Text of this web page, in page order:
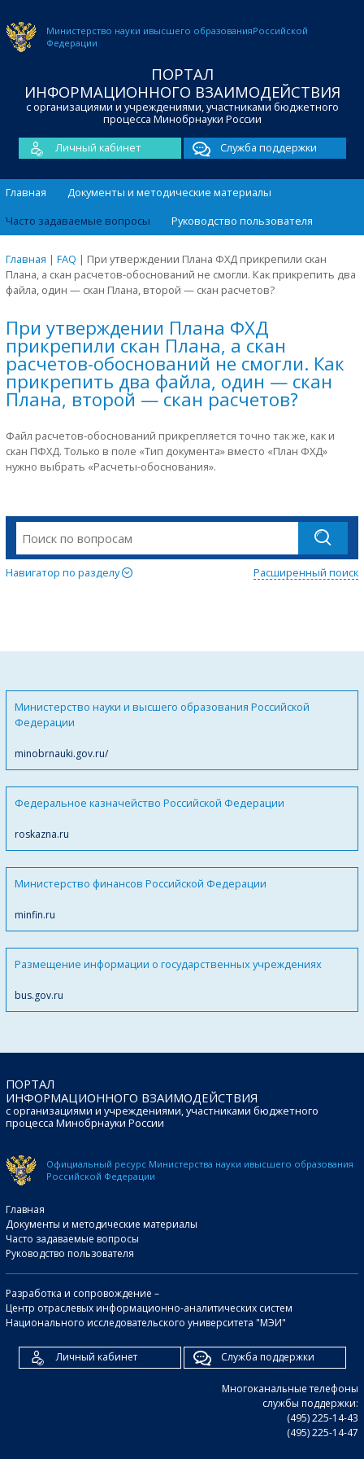
Министерство науки ивысшего образованияРоссийской
Федерации
ПОРТАЛ
ИНФОРМАЦИОННОГО ВЗАИМОДЕЙСТВИЯ
с организациями и учреждениями, участниками бюджетного
процесса Минобрнауки России
Личный кабинет
Служба поддержки
Главная
Документы и методические материалы
Часто задаваемые вопросы
Руководство пользователя
Главная | FAQ | При утверждении Плана ФХД прикрепили скан
Плана, а скан расчетов-обоснований не смогли. Как прикрепить два
файла, один — скан Плана, второй — скан расчетов?
При утверждении Плана ФХД
прикрепили скан Плана, а скан
расчетов-обоснований не смогли. Как
прикрепить два файла, один — скан
Плана, второй — скан расчетов?
Файл расчетов-обоснований прикрепляется точно так же, как и
скан ПФХД. Только в поле «Тип документа» вместо «План ФХД»
нужно выбрать «Расчеты-обоснования».
Навигатор по разделу Расширенный поиск
Министерство науки и высшего образования Российской
Федерации
minobrnauki.gov.ru/
Федеральное казначейство Российской Федерации
roskazna.ru
Министерство финансов Российской Федерации
minfin.ru
Размещение информации о государственных учреждениях
bus.gov.ru
ПОРТАЛ
ИНФОРМАЦИОННОГО ВЗАИМОДЕЙСТВИЯ
с организациями и учреждениями, участниками бюджетного
процесса Минобрнауки России
Официальный ресурс Министерства науки ивысшего образования
Российской Федерации
Главная
Документы и методические материалы
Часто задаваемые вопросы
Руководство пользователя
Разработка и сопровождение –
Центр отраслевых информационно-аналитических систем
Национального исследовательского университета "МЭИ"
Личный кабинет Служба поддержки
Многоканальные телефоны
службы поддержки:
(495) 225-14-43
(495) 225-14-47